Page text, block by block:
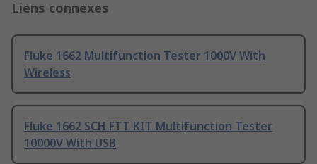
Liens connexes
Fluke 1662 Multifunction Tester 1000V With
Wireless
Fluke 1662 SCH FTT KIT Multifunction Tester
10000V With USB